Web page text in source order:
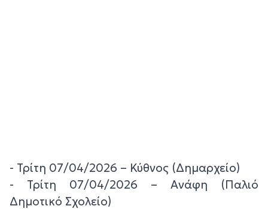
- Τρίτη 07/04/2026 – Κύθνος (Δημαρχείο)
- Τρίτη 07/04/2026 – Ανάφη (Παλιό
Δημοτικό Σχολείο)